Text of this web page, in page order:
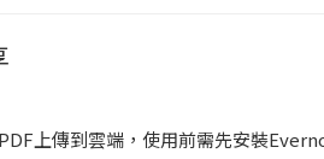
上傳到雲端，使用前需先安裝